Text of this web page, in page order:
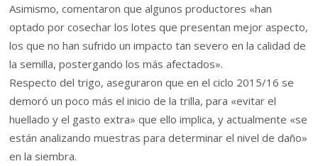
Asimismo, comentaron que algunos productores «han
optado por cosechar los lotes que presentan mejor aspecto,
los que no han sufrido un impacto tan severo en la calidad de
la semilla, postergando los más afectados».
Respecto del trigo, aseguraron que en el ciclo 2015/16 se
demoró un poco más el inicio de la trilla, para «evitar el
huellado y el gasto extra» que ello implica, y actualmente «se
están analizando muestras para determinar el nivel de daño»
en la siembra.